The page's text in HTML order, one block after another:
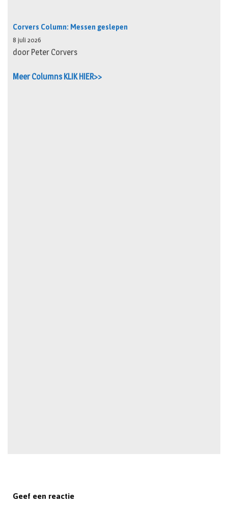
Corvers Column: Messen geslepen
8 juli 2026
door Peter Corvers
Meer Columns KLIK HIER>>
Geef een reactie